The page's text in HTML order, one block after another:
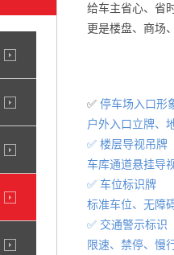
给车主省心、省
更是楼盘、商场
✅ 停车场入口形
户外入口立牌、
✅ 楼层导视吊牌
车库通道悬挂导
✅ 车位标识牌
标准车位、无障
✅ 交通警示标识
限速、禁停、慢